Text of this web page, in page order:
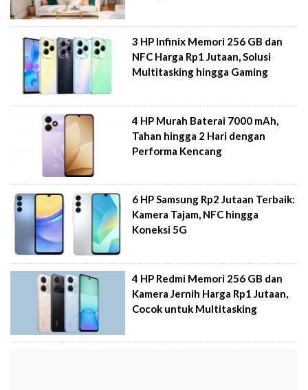
3 HP Infinix Memori 256 GB dan
NFC Harga Rp1 Jutaan, Solusi
Multitasking hingga Gaming
4 HP Murah Baterai 7000 mAh,
Tahan hingga 2 Hari dengan
Performa Kencang
6 HP Samsung Rp2 Jutaan Terbaik:
Kamera Tajam, NFC hingga
Koneksi 5G
4 HP Redmi Memori 256 GB dan
Kamera Jernih Harga Rp1 Jutaan,
Cocok untuk Multitasking